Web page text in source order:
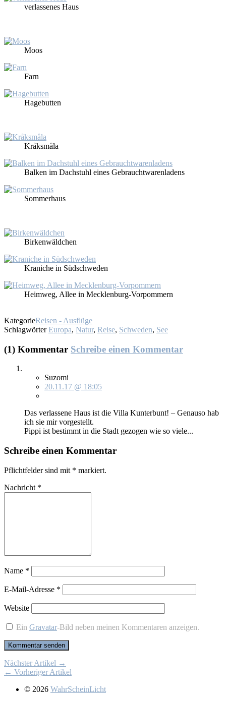
ver­las­se­nes Haus
Moos
Farn
Ha­ge­but­ten
Kråks­må­la
Bal­ken im Dach­stuhl ei­nes Ge­braucht­wa­ren­la­dens
Som­mer­haus
Bir­ken­wäld­chen
Kra­ni­che in Süd­schwe­den
Heim­weg, Al­lee in Meck­len­burg-Vor­pom­mern
KategorieReisen - Ausflüge
Schlagwörter Europa, Natur, Reise, Schweden, See
(1) Kommentar Schreibe einen Kommentar
Suzomi
20.11.17 @ 18:05
Das ver­las­se­ne Haus ist die Vil­la Kun­ter­bunt! – Ge­nau­so hab
ich sie mir vor­ge­stellt.
Pip­pi ist be­stimmt in die Stadt ge­zo­gen wie so vie­le...
Schreibe einen Kommentar
Pflichtfelder sind mit * markiert.
Nachricht *
Name *
E-Mail-Adresse *
Website
EinGravatar-Bild neben meinen Kommentaren anzeigen.
Nächster Artikel →
← Vorheriger Artikel
© 2026 WahrScheinLicht